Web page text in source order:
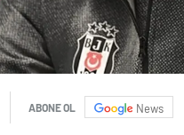
ABONE OL News